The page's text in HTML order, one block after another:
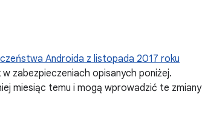
Androida z listopada 2017 roku
zabezpieczeniach opisanych poniżej.
miesiąc temu i mogą wprowadzić te zmiany